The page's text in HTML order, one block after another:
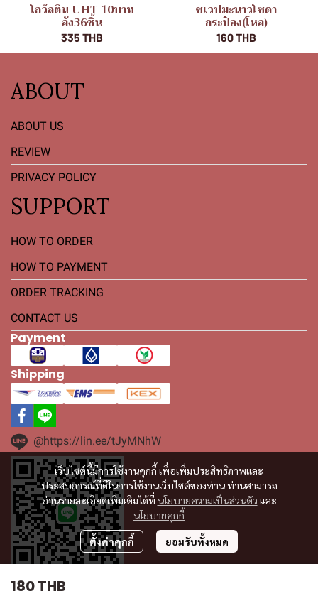
โอวัลติน UHT 10บาท
ลัง36ชิ้น
335 THB
ชเวปมะนาวโซดา
กระป๋อง(โหล)
160 THB
180 THB
เว็บไซต์นี้มีการใช้งานคุกกี้ เพื่อเพิ่มประสิทธิภาพและ
ประสบการณ์ที่ดีในการใช้งานเว็บไซต์ของท่าน ท่านสามารถ
อ่านรายละเอียดเพิ่มเติมได้ที่ นโยบายความเป็นส่วนตัว และ
นโยบายคุกกี้
ตั้งค่าคุกกี้ ยอมรับทั้งหมด
ABOUT
ABOUT US
REVIEW
PRIVACY POLICY
SUPPORT
HOW TO ORDER
HOW TO PAYMENT
ORDER TRACKING
CONTACT US
Payment
Shipping
@https://lin.ee/tJyMNhW